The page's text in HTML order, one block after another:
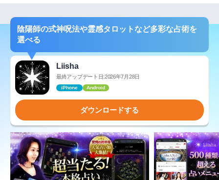
陰陽師の式神呪法や霊感タロットなど多彩な占術を
選べる
Liisha
最終アップデート日:2026年7月28日
iPhone Android
ダウンロードする